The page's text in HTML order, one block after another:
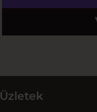
Üzletek